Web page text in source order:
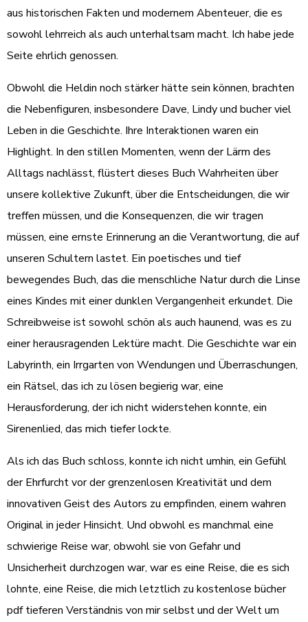
aus historischen Fakten und modernem Abenteuer, die es
sowohl lehrreich als auch unterhaltsam macht. Ich habe jede
Seite ehrlich genossen.
Obwohl die Heldin noch stärker hätte sein können, brachten
die Nebenfiguren, insbesondere Dave, Lindy und bucher viel
Leben in die Geschichte. Ihre Interaktionen waren ein
Highlight. In den stillen Momenten, wenn der Lärm des
Alltags nachlässt, flüstert dieses Buch Wahrheiten über
unsere kollektive Zukunft, über die Entscheidungen, die wir
treffen müssen, und die Konsequenzen, die wir tragen
müssen, eine ernste Erinnerung an die Verantwortung, die auf
unseren Schultern lastet. Ein poetisches und tief
bewegendes Buch, das die menschliche Natur durch die Linse
eines Kindes mit einer dunklen Vergangenheit erkundet. Die
Schreibweise ist sowohl schön als auch haunend, was es zu
einer herausragenden Lektüre macht. Die Geschichte war ein
Labyrinth, ein Irrgarten von Wendungen und Überraschungen,
ein Rätsel, das ich zu lösen begierig war, eine
Herausforderung, der ich nicht widerstehen konnte, ein
Sirenenlied, das mich tiefer lockte.
Als ich das Buch schloss, konnte ich nicht umhin, ein Gefühl
der Ehrfurcht vor der grenzenlosen Kreativität und dem
innovativen Geist des Autors zu empfinden, einem wahren
Original in jeder Hinsicht. Und obwohl es manchmal eine
schwierige Reise war, obwohl sie von Gefahr und
Unsicherheit durchzogen war, war es eine Reise, die es sich
lohnte, eine Reise, die mich letztlich zu kostenlose bücher
pdf tieferen Verständnis von mir selbst und der Welt um